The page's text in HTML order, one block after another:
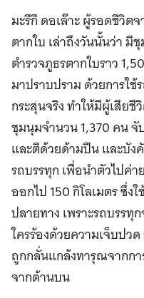
มะรีกี ดอเล๊าะ ผู้รอดชีวิต
ตากใบ เล่าถึงวันนั้นว่า มี
ตำรวจภูธรตากใบราว
มาปราบปราม ด้วยการใ
กระสุนจริง ทำให้มีผู้เสีย
ชุมนุมจำนวน 1,370 คน
และตีด้วยด้ามปืน และบั
รถบรรทุก เพื่อนำตัวไปค่
ออกไป 150 กิโลเมตร ซึ่ง
ปลายทาง เพราะรถบรรทุ
ใครร้องด้วยความเจ็บปว
ถูกกลั่นแกล้งทารุณจากก
จากด้านบน